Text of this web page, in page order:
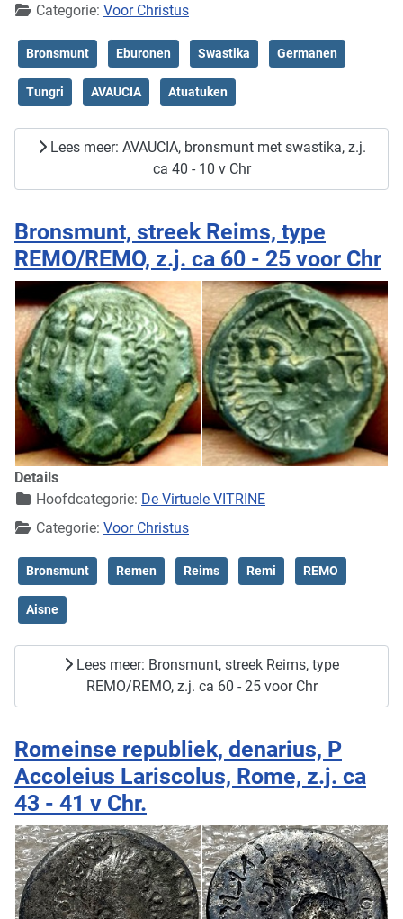
Categorie: Voor Christus
Bronsmunt Eburonen Swastika Germanen
Tungri AVAUCIA Atuatuken
Lees meer: AVAUCIA, bronsmunt met swastika, z.j.
ca 40 - 10 v Chr
Bronsmunt, streek Reims, type
REMO/REMO, z.j. ca 60 - 25 voor Chr
Details
Hoofdcategorie: De Virtuele VITRINE
Categorie: Voor Christus
Bronsmunt Remen Reims Remi REMO
Aisne
Lees meer: Bronsmunt, streek Reims, type
REMO/REMO, z.j. ca 60 - 25 voor Chr
Romeinse republiek, denarius, P
Accoleius Lariscolus, Rome, z.j. ca
43 - 41 v Chr.